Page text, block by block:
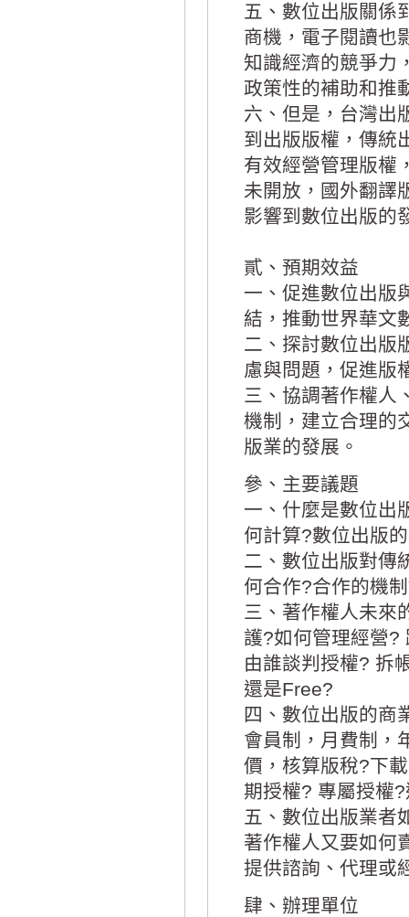
五、數位出版關係
商機，電子閱讀也
知識經濟的競爭力
政策性的補助和推
六、但是，台灣出
到出版版權，傳統
有效經營管理版權
未開放，國外翻譯
影響到數位出版的
貳、預期效益
一、促進數位出版
結，推動世界華文
二、探討數位出版
慮與問題，促進版
三、協調著作權人
機制，建立合理的
版業的發展。
參、主要議題
一、什麼是數位出
何計算?數位出版
二、數位出版對傳
何合作?合作的機
三、著作權人未來
護?如何管理經營?
由誰談判授權? 拆
還是Free?
四、數位出版的商
會員制，月費制，
價，核算版稅?下
期授權? 專屬授權
五、數位出版業者
著作權人又要如何
提供諮詢、代理或
肆、辦理單位